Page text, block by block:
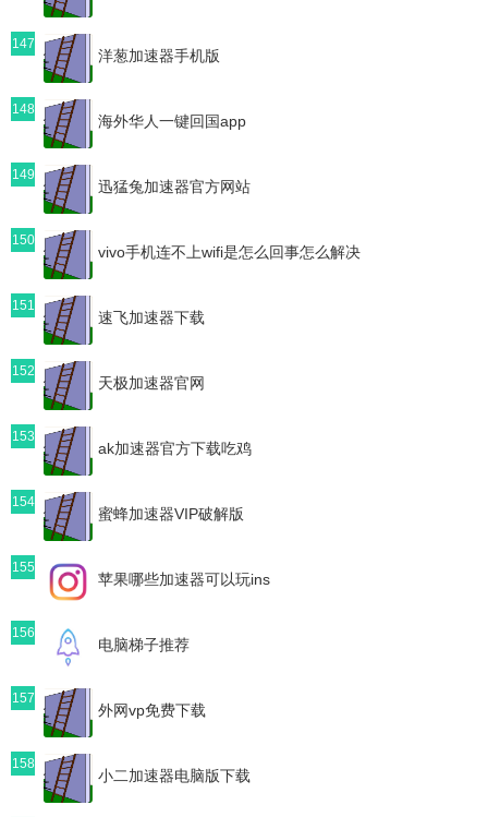
147
洋葱加速器手机版
148
海外华人一键回国app
149
迅猛兔加速器官方网站
150
vivo手机连不上wifi是怎么回事怎么解决
151
速飞加速器下载
152
天极加速器官网
153
ak加速器官方下载吃鸡
154
蜜蜂加速器VIP破解版
155
苹果哪些加速器可以玩ins
156
电脑梯子推荐
157
外网vp免费下载
158
小二加速器电脑版下载